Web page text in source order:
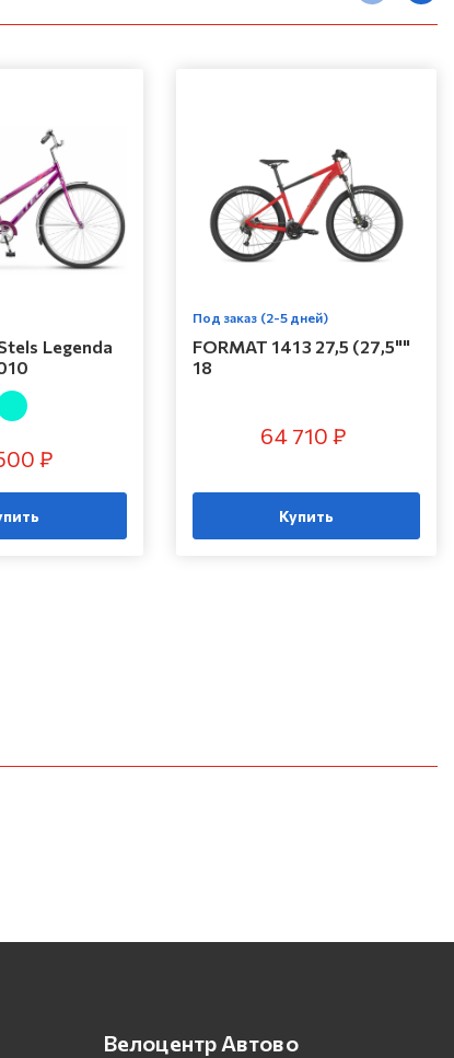
Legenda
₽
Под заказ (2-5 дней)
FORMAT 1413 27,5 (27,5""
18
64 710 ₽
Купить
Велоцентр Автово